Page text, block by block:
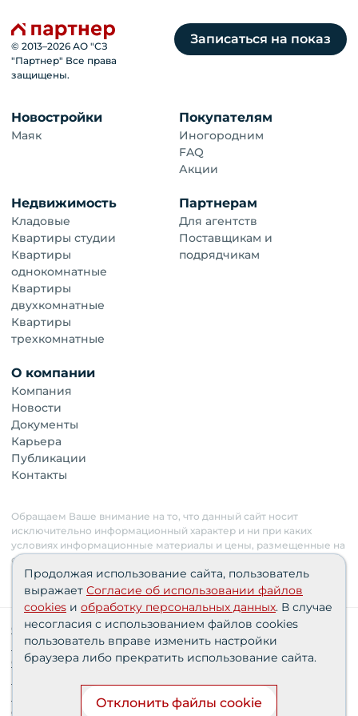
© 2013–2026 АО "СЗ
"Партнер" Все права
защищены.
Записаться на показ
Новостройки
Маяк
Покупателям
Иногородним
FAQ
Акции
Недвижимость
Кладовые
Квартиры студии
Квартиры
однокомнатные
Квартиры
двухкомнатные
Квартиры
трехкомнатные
Партнерам
Для агентств
Поставщикам и
подрядчикам
О компании
Компания
Новости
Документы
Карьера
Публикации
Контакты
Обращаем Ваше внимание на то, что данный сайт носит
исключительно информационный характер и ни при каких
условиях информационные материалы и цены, размещенные на
сайте, не являются публичной офертой. Застройщик имеет
право изменять стоимость объектов.
Сведения о реализуемых требованиях к защите
персональных данных АО «СЗ «Партнер‑Строй»»
Согласия пользователей
Политика персональных данных
Финансирование строительства при поддержке
Продолжая использование сайта, пользователь
выражает Согласие об использовании файлов
cookies и обработку персональных данных. В случае
несогласия с использованием файлов cookies
пользователь вправе изменить настройки
браузера либо прекратить использование сайта.
Отклонить файлы cookie